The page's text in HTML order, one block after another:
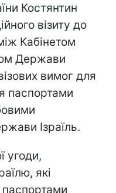
Костянтин
візиту до
Кабінетом
Держави
вимог для
паспортами
Ізраїль.
угоди,
які